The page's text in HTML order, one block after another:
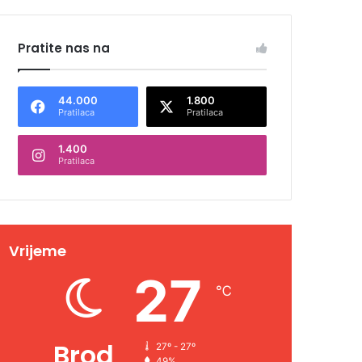
Pratite nas na
44.000
Pratilaca
1.800
Pratilaca
1.400
Pratilaca
Vrijeme
27 ℃
27º - 27º